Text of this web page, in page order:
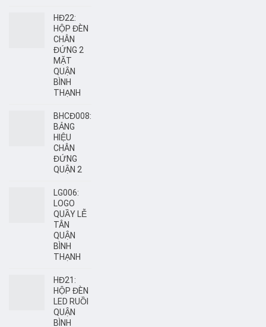
HĐ22:
HỘP ĐÈN
CHÂN
ĐỨNG 2
MẶT
QUẬN
BÌNH
THẠNH
BHCĐ008:
BẢNG
HIỆU
CHÂN
ĐỨNG
QUẬN 2
LG006:
LOGO
QUẦY LỄ
TÂN
QUẬN
BÌNH
THẠNH
HĐ21:
HỘP ĐÈN
LED RUỒI
QUẬN
BÌNH